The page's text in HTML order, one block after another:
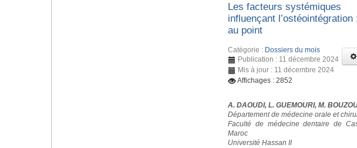
Les facteurs systémiques
influençant l’ostéointégration
au point
Catégorie : Dossiers du mois
Publication : 11 décembre 2024
Mis à jour : 11 décembre 2024
Affichages : 2852
A. DAOUDI, L. GUEMOURI, M.
Département de médecine orale et
Faculté de médecine dentaire de
Maroc
Université Hassan II